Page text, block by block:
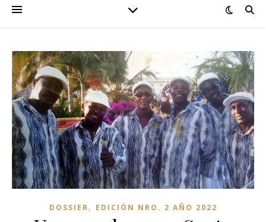
DOSSIER, EDICIÓN NRO. 2 AÑO 2022